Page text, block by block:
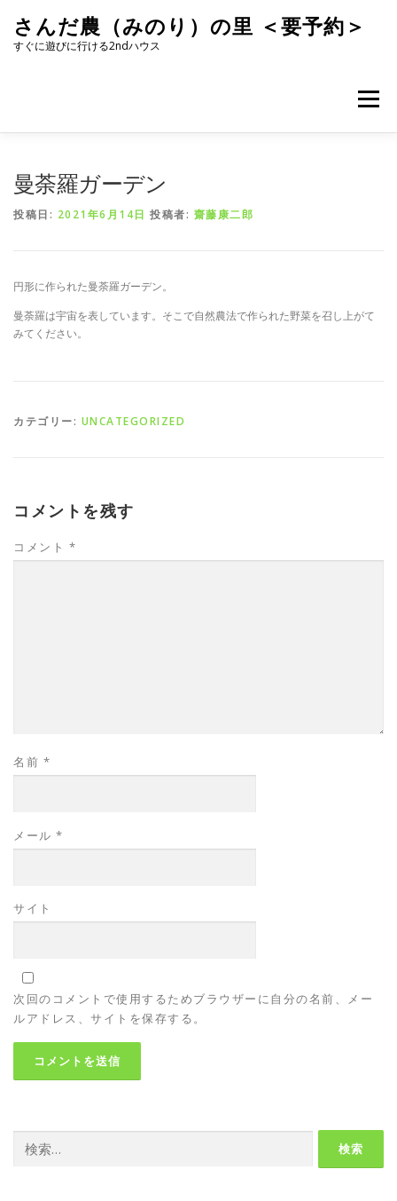
キ
さんだ農（みのり）の里 ＜要予約＞
すぐに遊びに行ける2ndハウス
メニュー
曼荼羅ガーデン
投稿日: 2021年6月14日 投稿者: 齋藤康二郎
円形に作られた曼荼羅ガーデン。
曼荼羅は宇宙を表しています。そこで自然農法で作られた野菜を召し上がて
みてください。
カテゴリー: UNCATEGORIZED
コメントを残す
コメント *
名前 *
メール *
サイト
次回のコメントで使用するためブラウザーに自分の名前、メー
ルアドレス、サイトを保存する。
索: